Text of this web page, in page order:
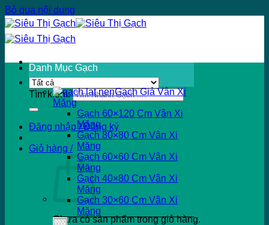
Bỏ qua nội dung
Tìm kiếm:
Đăng nhập / Đăng ký
Giỏ hàng /
Chưa có sản phẩm trong giỏ hàng.
Danh Mục Gạch
Gạch Giả Vân Xi
Măng
Gạch 60×120 Cm Vân Xi
Măng
Gạch 80×80 Cm Vân Xi
Măng
Gạch 60×60 Cm Vân Xi
Măng
Gạch 40×80 Cm Vân Xi
Măng
Gạch 30×60 Cm Vân Xi
Măng